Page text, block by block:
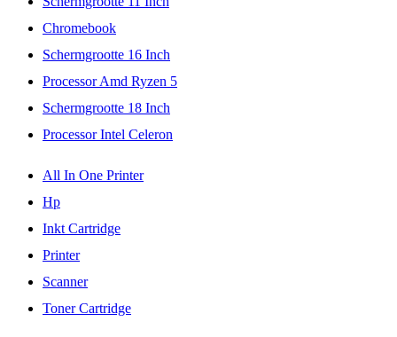
Chromebook
Schermgrootte 16 Inch
Processor Amd Ryzen 5
Schermgrootte 18 Inch
Processor Intel Celeron
All In One Printer
Hp
Inkt Cartridge
Printer
Scanner
Toner Cartridge